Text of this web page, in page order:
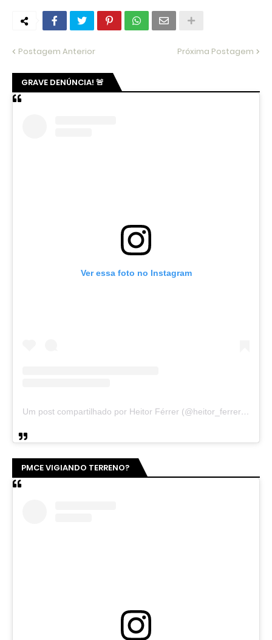
Postagem Anterior Próxima Postagem
GRAVE DENÚNCIA! 🚨
Ver essa foto no Instagram
Um post compartilhado por Heitor Férrer (@heitor_ferrer77)
PMCE VIGIANDO TERRENO?